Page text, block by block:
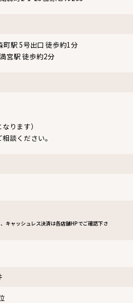
町駅 5号出口 徒歩約1分
宮駅 徒歩約2分
ります）
談ください。
キャッシュレス決済は各店舗HPでご確認下さ